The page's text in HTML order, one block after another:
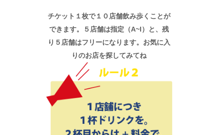
チケット１枚で１０店舗飲み歩くことが
できます。５店舗は指定（A~I）と、残
り５店舗はフリーになります。お気に入
りのお店を探してみてね